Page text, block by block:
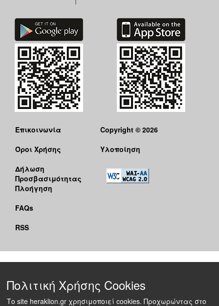
Επικοινωνία
Όροι Χρήσης
Δήλωση
Προσβασιμότητας
Πλοήγηση
FAQs
RSS
Copyright © 2026
Υλοποίηση
Πολιτική Χρήσης Cookies
Το site heraklion.gr χρησιμοποιεί cookies. Προχωρώντας στο